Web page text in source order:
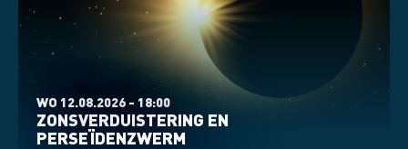
WO 12.08.2026 - 18:00
ZONSVERDUISTERING EN
PERSEÏDENZWERM